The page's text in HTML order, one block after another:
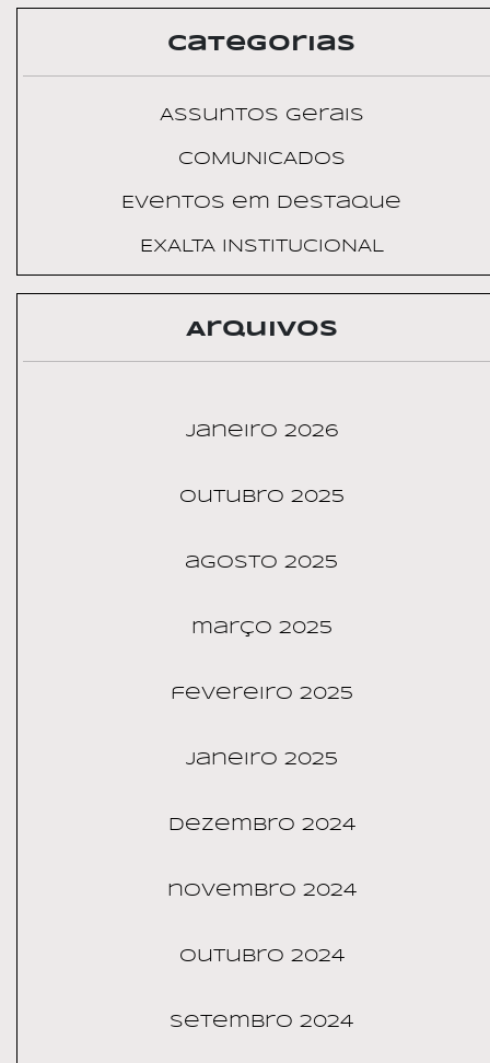
Categorias
Assuntos Gerais
COMUNICADOS
Eventos em Destaque
EXALTA INSTITUCIONAL
Arquivos
janeiro 2026
outubro 2025
agosto 2025
março 2025
fevereiro 2025
janeiro 2025
dezembro 2024
novembro 2024
outubro 2024
setembro 2024